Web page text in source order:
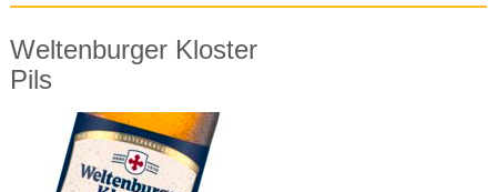
Weltenburger Kloster
Pils